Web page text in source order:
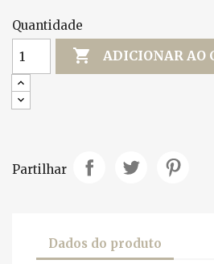
Quantidade
 ADICIONAR AO
Partilhar
Dados do produto